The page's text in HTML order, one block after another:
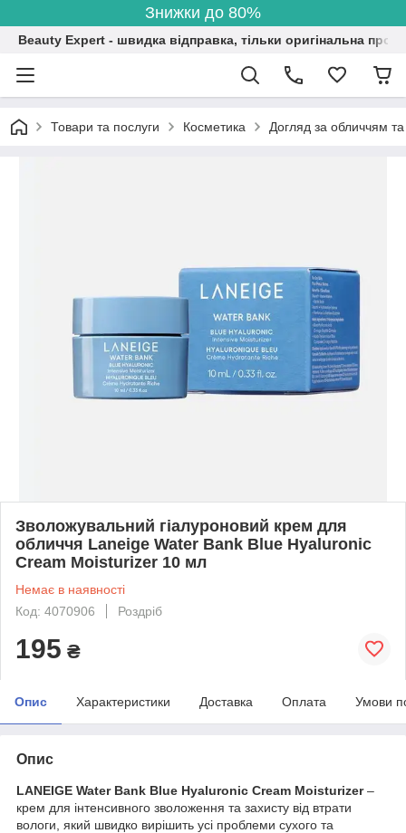
Знижки до 80%
Beauty Expert - швидка відправка, тільки оригінальна
Товари та послуги Косметика Догляд за обличчям
Зволожувальний гіалуроновий крем для
обличчя Laneige Water Bank Blue Hyaluronic
Cream Moisturizer 10 мл
Немає в наявності
Код: 4070906
Роздріб
195 ₴
Опис Характеристики Доставка Оплата Умови
Опис
LANEIGE Water Bank Blue Hyaluronic Cream Moisturizer–
крем для інтенсивного зволоження та захисту від втрати
вологи, який швидко вирішить усі проблеми сухого та